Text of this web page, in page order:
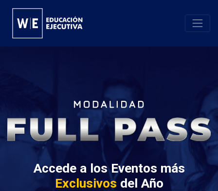
Accede a los Eventos más
Exclusivos del Año